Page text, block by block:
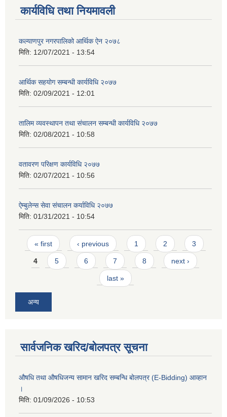
कार्यविधि तथा नियमावली
कल्याणपुर नगरपालिको आर्थिक ऐन २०७८
मिति: 12/07/2021 - 13:54
आर्थिक सहयोग सम्बन्धी कार्यविधि २०७७
मिति: 02/09/2021 - 12:01
तालिम व्यवस्थापन तथा संचालन सम्बन्धी कार्यविधि २०७७
मिति: 02/08/2021 - 10:58
वतावरण परिक्षण कार्यविधि २०७७
मिति: 02/07/2021 - 10:56
ऐम्बुलेन्स सेवा संचालन कर्याविधि २०७७
मिति: 01/31/2021 - 10:54
Pages
« first ‹ previous 1 2 3
4 5 6 7 8 next ›
last »
अन्य
सार्वजनिक खरिद/बोलपत्र सूचना
औषधि तथा औषधिजन्य सामान खरिद सम्बन्धि बोलपत्र (E-Bidding) आव्हान
।
मिति: 01/09/2026 - 10:53